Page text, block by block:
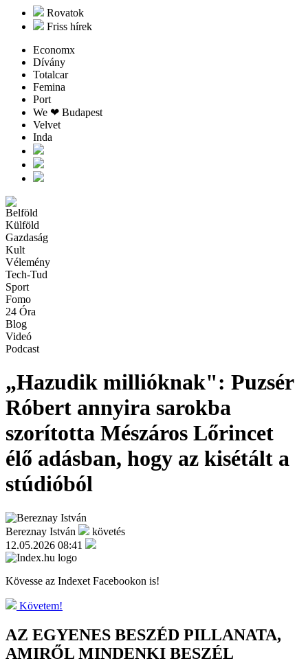
Rovatok
Friss hírek
Economx
Dívány
Totalcar
Femina
Port
We ❤︎ Budapest
Velvet
Inda
Belföld
Külföld
Gazdaság
Kult
Vélemény
Tech-Tud
Sport
Fomo
24 Óra
Blog
Videó
Podcast
„Hazudik millióknak": Puzsér
Róbert annyira sarokba
szorította Mészáros Lőrincet
élő adásban, hogy az kisétált a
stúdióból
Bereznay István
követés
12.05.2026 08:41
Kövesse az Indexet Facebookon is!
Követem!
AZ EGYENES BESZÉD PILLANATA,
AMIRŐL MINDENKI BESZÉL